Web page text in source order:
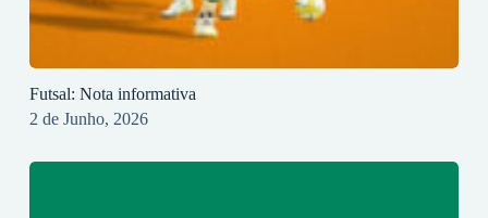
Futsal: Nota informativa
2 de Junho, 2026